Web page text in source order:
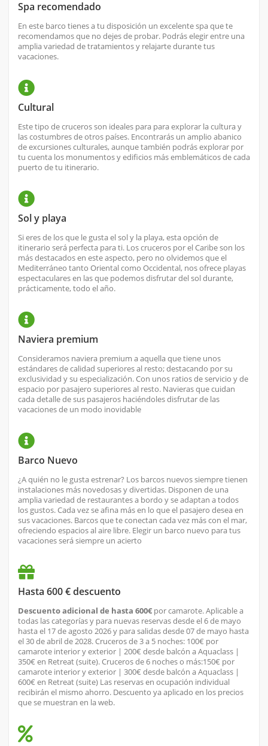
Spa recomendado
En este barco tienes a tu disposición un excelente spa que te
recomendamos que no dejes de probar. Podrás elegir entre una
amplia variedad de tratamientos y relajarte durante tus
vacaciones.
Cultural
Este tipo de cruceros son ideales para para explorar la cultura y
las costumbres de otros países. Encontrarás un amplio abanico
de excursiones culturales, aunque también podrás explorar por
tu cuenta los monumentos y edificios más emblemáticos de cada
puerto de tu itinerario.
Sol y playa
Si eres de los que le gusta el sol y la playa, esta opción de
itinerario será perfecta para ti. Los cruceros por el Caribe son los
más destacados en este aspecto, pero no olvidemos que el
Mediterráneo tanto Oriental como Occidental, nos ofrece playas
espectaculares en las que podemos disfrutar del sol durante,
prácticamente, todo el año.
Naviera premium
Consideramos naviera premium a aquella que tiene unos
estándares de calidad superiores al resto; destacando por su
exclusividad y su especialización. Con unos ratios de servicio y de
espacio por pasajero superiores al resto. Navieras que cuidan
cada detalle de sus pasajeros haciéndoles disfrutar de las
vacaciones de un modo inovidable
Barco Nuevo
¿A quién no le gusta estrenar? Los barcos nuevos siempre tienen
instalaciones más novedosas y divertidas. Disponen de una
amplia variedad de restaurantes a bordo y se adaptan a todos
los gustos. Cada vez se afina más en lo que el pasajero desea en
sus vacaciones. Barcos que te conectan cada vez más con el mar,
ofreciendo espacios al aire libre. Elegir un barco nuevo para tus
vacaciones será siempre un acierto
Hasta 600 € descuento
Descuento adicional de hasta 600€ por camarote. Aplicable a
todas las categorías y para nuevas reservas desde el 6 de mayo
hasta el 17 de agosto 2026 y para salidas desde 07 de mayo hasta
el 30 de abril de 2028. Cruceros de 3 a 5 noches: 100€ por
camarote interior y exterior | 200€ desde balcón a Aquaclass |
350€ en Retreat (suite). Cruceros de 6 noches o más:150€ por
camarote interior y exterior | 300€ desde balcón a Aquaclass |
600€ en Retreat (suite) Las reservas en ocupación individual
recibirán el mismo ahorro. Descuento ya aplicado en los precios
que se muestran en la web.